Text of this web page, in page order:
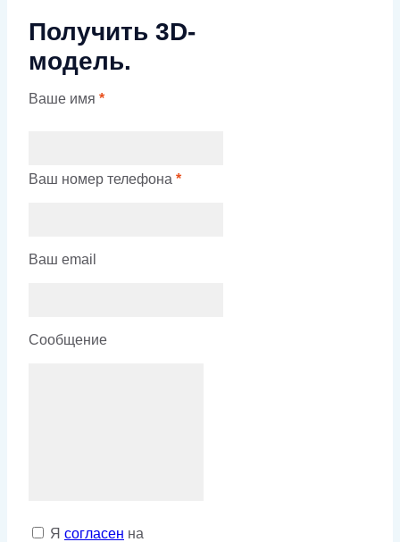
Получить 3D-
модель.
Ваше имя *
Ваш номер телефона *
Ваш email
Сообщение
Я согласен на